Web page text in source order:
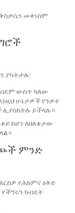
መቀነስም
ያካትታሉ:
ውስጥ ካለው
ሁኔታዎች የንቃተ
ሊያስከትሉ ይችላሉ።
ከሆነ ለዘለቄታው
ምንድ
የሕክምና ዕቅድ
የችግሩን ክብደት